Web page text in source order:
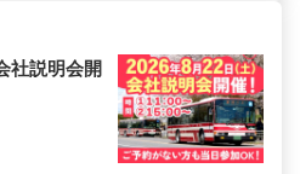
社説明会開